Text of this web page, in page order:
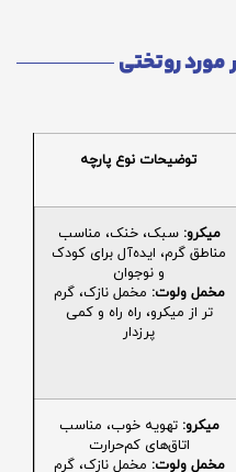
مورد روتختی
توضیحات نوع پارچه
میکرو: سبک، خنک، مناسب
مناطق گرم، ایده‌آل برای کودک
و نوجوان
مخمل ولوت: مخمل نازک، گرم
تر از میکرو، راه راه و کمی
پرزدار
میکرو: تهویه خوب، مناسب
اتاق‌های کم‌حرارت
مخمل ولوت: مخمل نازک، گرم